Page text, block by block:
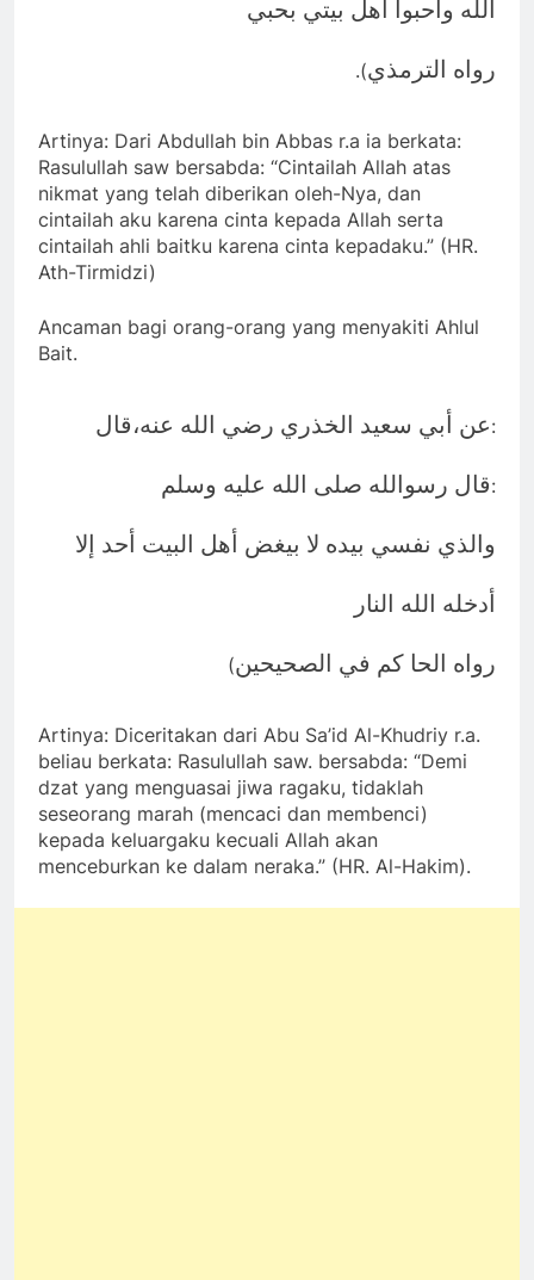
الله وأحبوا أهل بيتي بحبي
.(رواه الترمذي
Artinya: Dari Abdullah bin Abbas r.a ia berkata:
Rasulullah saw bersabda: “Cintailah Allah atas
nikmat yang telah diberikan oleh-Nya, dan
cintailah aku karena cinta kepada Allah serta
cintailah ahli baitku karena cinta kepadaku.” (HR.
Ath-Tirmidzi)
Ancaman bagi orang-orang yang menyakiti Ahlul
Bait.
عن أبي سعيد الخذري رضي الله عنه،قال:
قال رسوالله صلى الله عليه وسلم:
والذي نفسي بيده لا بيغض أهل البيت أحد إلا
أدخله الله النار
(رواه الحا كم في الصحيحين
Artinya: Diceritakan dari Abu Sa’id Al-Khudriy r.a.
beliau berkata: Rasulullah saw. bersabda: “Demi
dzat yang menguasai jiwa ragaku, tidaklah
seseorang marah (mencaci dan membenci)
kepada keluargaku kecuali Allah akan
menceburkan ke dalam neraka.” (HR. Al-Hakim).